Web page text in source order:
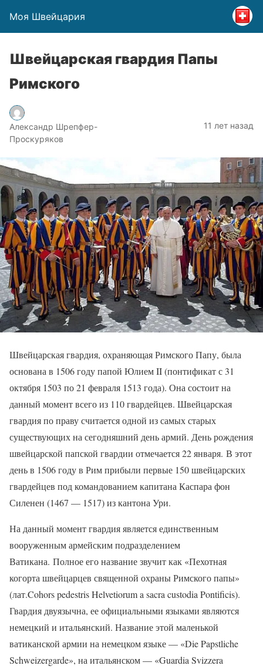
Моя Швейцария
Швейцарская гвардия Папы
Римского
Александр Шрепфер-
Проскуряков
11 лет назад
Швейцарская гвардия, охраняющая Римского Папу, была
основана в 1506 году папой Юлием II (понтификат с 31
октября 1503 по 21 февраля 1513 года). Она состоит на
данный момент всего из 110 гвардейцев. Швейцарская
гвардия по праву считается одной из самых старых
существующих на сегодняшний день армий. День рождения
швейцарской папской гвардии отмечается 22 января. В этот
день в 1506 году в Рим прибыли первые 150 швейцарских
гвардейцев под командованием капитана Каспара фон
Силенен (1467 — 1517) из кантона Ури.
На данный момент гвардия является единственным
вооруженным армейским подразделением
Ватикана. Полное его название звучит как «Пехотная
когорта швейцарцев священной охраны Римского папы»
(лат.Cohors pedestris Helvetiorum a sacra custodia Pontificis).
Гвардия двуязычна, ее официальными языками являются
немецкий и итальянский. Название этой маленькой
ватиканской армии на немецком языке — «Die Papstliche
Schweizergarde», на итальянском — «Guardia Svizzera